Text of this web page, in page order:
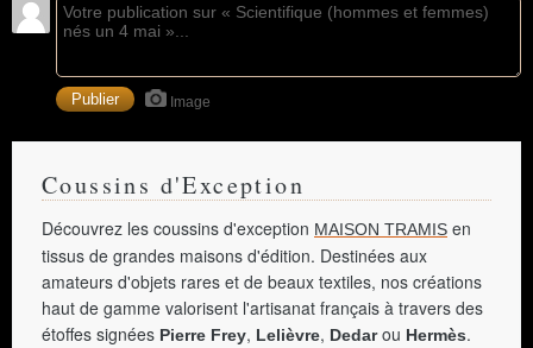
Image
Coussins d'Exception
Découvrez les coussins d'exception MAISON TRAMIS en
tissus de grandes maisons d'édition. Destinées aux
amateurs d'objets rares et de beaux textiles, nos créations
haut de gamme valorisent l'artisanat français à travers des
étoffes signées Pierre Frey, Lelièvre, Dedarou Hermès.